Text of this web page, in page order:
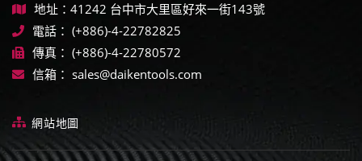
地址：41242 台中市大里區好來一街143號
電話： (+886)-4-22782825
傳真： (+886)-4-22780572
信箱： sales@daikentools.com
網站地圖